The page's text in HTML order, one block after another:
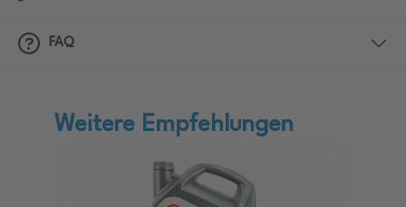
FAQ
Weitere Empfehlungen